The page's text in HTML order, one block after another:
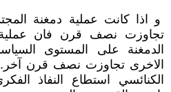
و اذا كانت عملية دمغنة
تجاوزت نصف قرن فان عملية
الدمغنة على المستوى
الاخرى تجاوزت نصف قرن آخر.
الكنائسي استطاع النفاذ